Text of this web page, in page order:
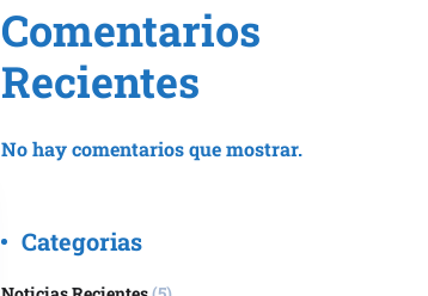
Comentarios
Recientes
No hay comentarios que mostrar.
Categorias